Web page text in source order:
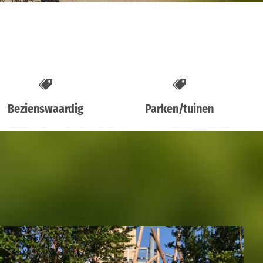
Bezienswaardig Parken/tuinen